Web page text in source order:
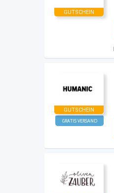
GUTSCHEIN
GUTSCHEIN
GRATIS VERSAND